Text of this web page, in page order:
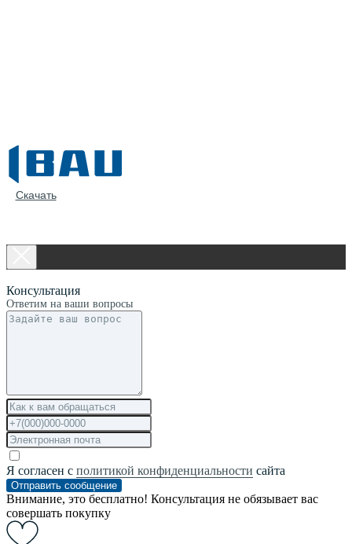
Скачать
Консультация
Ответим на ваши вопросы
Я согласен с политикой конфиденциальности сайта
Отправить сообщение
Внимание, это бесплатно! Консультация не обязывает вас
совершать покупку